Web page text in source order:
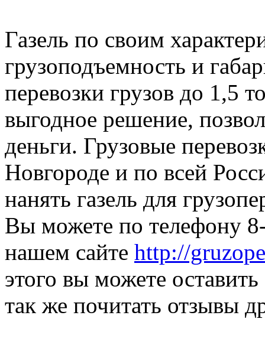
Газель по своим
грузоподъемность и
перевозки грузов до 1,5
выгодное решение,
деньги. Грузовые
Новгороде и по всей
нанять газель для
Вы можете по телефону
нашем сайте http://
этого вы можете
так же почитать отзывы